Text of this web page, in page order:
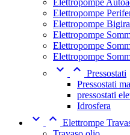
Elettropompe
Elettropompe
Elettropompe
Elettropompe
Elettropompe
  Pressostati
Pressostati
pressostati
Idrosfera
  Elettrompe